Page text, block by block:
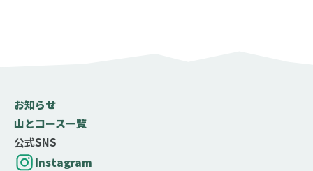
名山
百名山 二百名山
登山する月（百名山限定）
お知らせ
山とコース一覧
公式SNS
Instagram